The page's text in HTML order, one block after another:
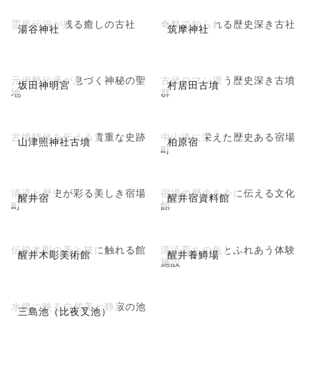
湯谷神社
霊泉伝説が残る癒しの古社 筑摩神社
奇祭で知られる歴史深き古社
坂田神明宮
元伊勢伝承が息づく神秘の聖
地
村居田古墳
古代ロマン漂う歴史深き古墳
群
山津照神社古墳
古墳時代を伝える貴重な史跡 柏原宿
中山道に栄えた歴史ある宿場
町
醒井宿
清流と歴史が彩る美しき宿場
町
醒井宿資料館
宿場の歴史を今に伝える文化
館
醒井木彫美術館
伝統木彫の美と技に触れる館 醒井養鱒場
清流育ちの魚とふれあう体験
施設
三島池（比夜叉池）
水鏡に映る自然美と静寂の池